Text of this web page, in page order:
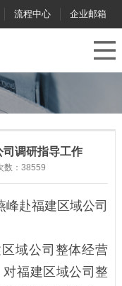
企业邮箱
流程中心
调研指导工作
数：38559
峰赴福建 区域公司
区域公司整体经营
对福建 区域公司整